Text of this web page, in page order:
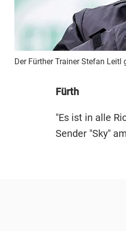
Der Fürther Trainer Stefan Leitl
Fürth
"Es ist in alle
Sender "Sky"